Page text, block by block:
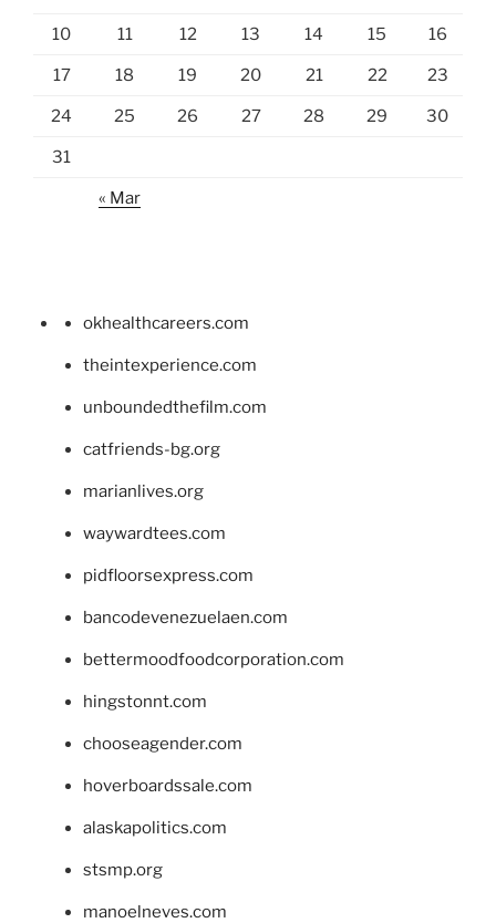
10 11 12 13 14 15 16
17 18 19 20 21 22 23
24 25 26 27 28 29 30
31
« Mar
okhealthcareers.com
theintexperience.com
unboundedthefilm.com
catfriends-bg.org
marianlives.org
waywardtees.com
pidfloorsexpress.com
bancodevenezuelaen.com
bettermoodfoodcorporation.com
hingstonnt.com
chooseagender.com
hoverboardssale.com
alaskapolitics.com
stsmp.org
manoelneves.com